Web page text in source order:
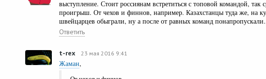
выступление. Стоит россиянам встретиться с топовой командой, так
проигрыш. От чехов и финнов, например. Казахстанцы туда же, на
швейцарцев обыграли, ну а после от равных команд
Ответить
t-rex 23 мая 2016 9:41
Жаман,